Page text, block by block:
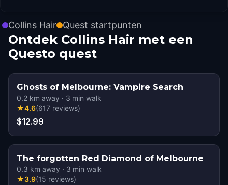
Collins Hair Quest startpunten
Ontdek Collins Hair met een
Questo quest
Ghosts of Melbourne: Vampire Search
0.2 km away · 3 min walk
★4.6(617 reviews)
$12.99
The forgotten Red Diamond of Melbourne
0.3 km away · 3 min walk
★3.9(15 reviews)